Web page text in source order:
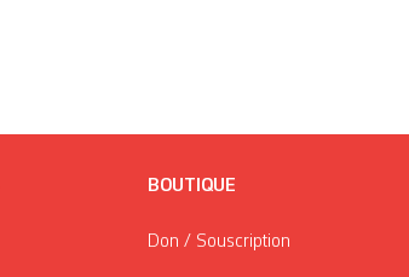
BOUTIQUE
Don / Souscription